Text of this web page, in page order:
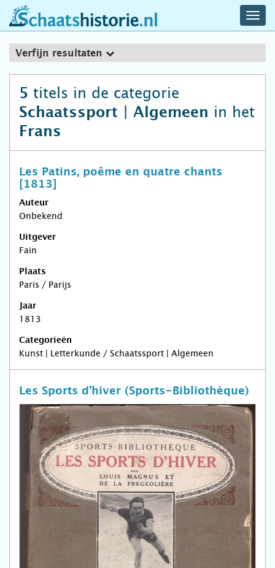
schaatshistorie.nl
Verfijn resultaten
5 titels in de categorie
Schaatssport | Algemeen in het
Frans
Les Patins, poême en quatre chants
[1813]
Auteur
Onbekend
Uitgever
Fain
Plaats
Paris / Parijs
Jaar
1813
Categorieën
Kunst | Letterkunde / Schaatssport | Algemeen
Les Sports d’hiver (Sports-Bibliothèque)